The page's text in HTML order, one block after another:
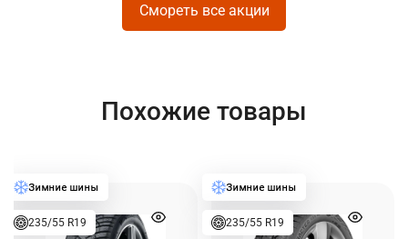
Смореть все акции
Похожие товары
235/55 R19 235/55 R19